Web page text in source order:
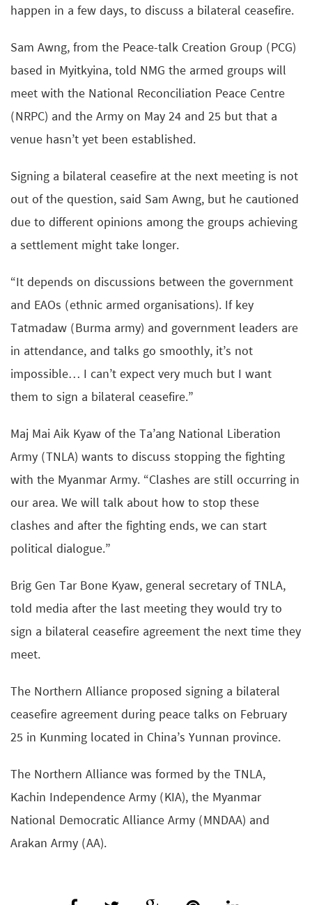
happen in a few days, to discuss a bilateral ceasefire.
Sam Awng, from the Peace-talk Creation Group (PCG)
based in Myitkyina, told NMG the armed groups will
meet with the National Reconciliation Peace Centre
(NRPC) and the Army on May 24 and 25 but that a
venue hasn’t yet been established.
Signing a bilateral ceasefire at the next meeting is not
out of the question, said Sam Awng, but he cautioned
due to different opinions among the groups achieving
a settlement might take longer.
“It depends on discussions between the government
and EAOs (ethnic armed organisations). If key
Tatmadaw (Burma army) and government leaders are
in attendance, and talks go smoothly, it’s not
impossible… I can’t expect very much but I want
them to sign a bilateral ceasefire.”
Maj Mai Aik Kyaw of the Ta’ang National Liberation
Army (TNLA) wants to discuss stopping the fighting
with the Myanmar Army. “Clashes are still occurring in
our area. We will talk about how to stop these
clashes and after the fighting ends, we can start
political dialogue.”
Brig Gen Tar Bone Kyaw, general secretary of TNLA,
told media after the last meeting they would try to
sign a bilateral ceasefire agreement the next time they
meet.
The Northern Alliance proposed signing a bilateral
ceasefire agreement during peace talks on February
25 in Kunming located in China’s Yunnan province.
The Northern Alliance was formed by the TNLA,
Kachin Independence Army (KIA), the Myanmar
National Democratic Alliance Army (MNDAA) and
Arakan Army (AA).